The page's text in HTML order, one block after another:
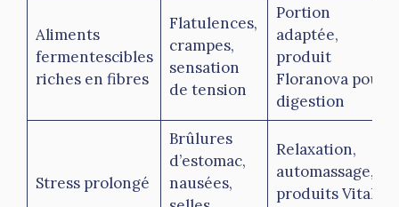
Aliments
fermentescibles
riches en fibres
Flatulences,
crampes,
sensation
de tension
Portion
adaptée,
produit
Floranova pour
digestion
Stress prolongé
Brûlures
d’estomac,
nausées,
Relaxation,
automassage,
produits Vitalité